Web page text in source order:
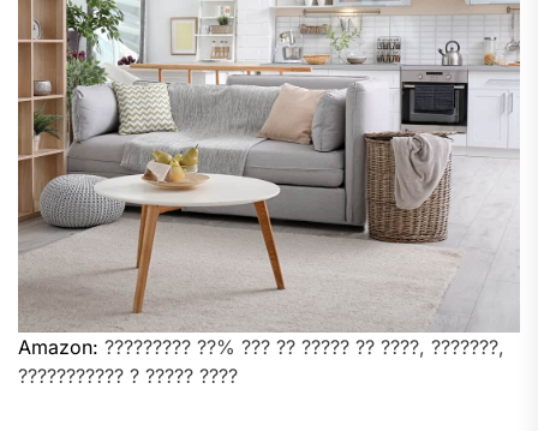
Amazon: ????????? ??% ??? ?? ????? ?? ????, ???????,
??????????? ? ????? ????